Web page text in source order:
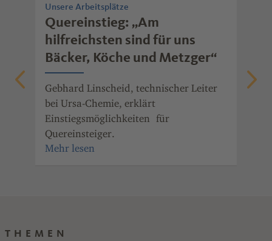
Unsere Arbeitsplätze
Quereinstieg: „Am
hilfreichsten sind für uns
Bäcker, Köche und Metzger“
Gebhard Linscheid, technischer Leiter
bei Ursa-Chemie, erklärt
Einstiegsmöglichkeiten für
Quereinsteiger.
THEMEN